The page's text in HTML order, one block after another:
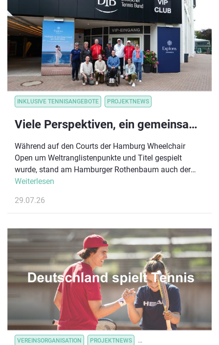
INKLUSIVE TENNISANGEBOTE PROJEKTNEWS
Viele Perspektiven, ein gemeinsames Ziel: Para-Tennis-Disziplinen im Austausch
Während auf den Courts der Hamburg Wheelchair
Open um Weltranglistenpunkte und Titel gespielt
wurde, stand am Hamburger Rothenbaum auch der
Austausch über die Zukunft des inklusiven
Rollstuhl-Damentennisturniers Deutschlands lud der
verschiedener Para-Tennis-Disziplinen zu einem
Runden Tisch der Inklusion ein.
Weiterlesen
29.07.26
VEREINSORGANISATION PROJEKTNEWS VEREINSORGANISATION